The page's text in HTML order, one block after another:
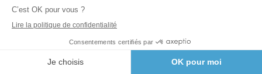
Dossier réfrigérateur
Dossier congélateur
Dossier lave-linge